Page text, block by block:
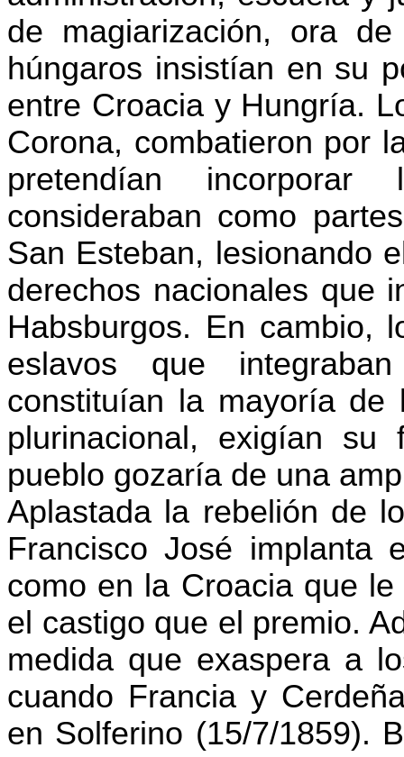
de magiarización, ora
húngaros insistían en su
entre Croacia y Hungría.
Corona, combatieron por
pretendían
consideraban como
San Esteban, lesionando
derechos nacionales que
Habsburgos. En cambio,
eslavos que
constituían la mayoría de
plurinacional, exigían
pueblo gozaría de una
Aplastada la rebelión de
Francisco José implanta
como en la Croacia que
el castigo que el premio.
medida que exaspera a
cuando Francia y
en Solferino (15/7/1859).